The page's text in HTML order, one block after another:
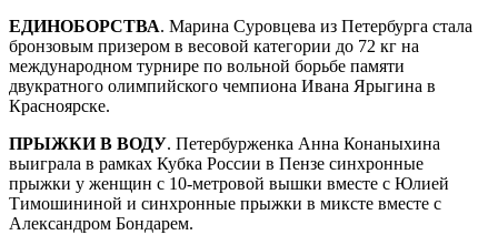
ЕДИНОБОРСТВА. Марина Суровцева из Петербурга стала
бронзовым призером в весовой категории до 72 кг на
международном турнире по вольной борьбе памяти
двукратного олимпийского чемпиона Ивана Ярыгина в
Красноярске.
ПРЫЖКИ В ВОДУ. Петербурженка Анна Конаныхина
выиграла в рамках Кубка России в Пензе синхронные
прыжки у женщин с 10‑метровой вышки вместе с Юлией
Тимошининой и синхронные прыжки в миксте вместе с
Александром Бондарем.